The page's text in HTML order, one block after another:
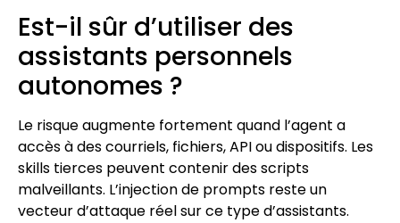
Est-il sûr d’utiliser des
assistants personnels
autonomes ?
Le risque augmente fortement quand l’agent a
accès à des courriels, fichiers, API ou dispositifs. Les
skills tierces peuvent contenir des scripts
malveillants. L’injection de prompts reste un
vecteur d’attaque réel sur ce type d’assistants.